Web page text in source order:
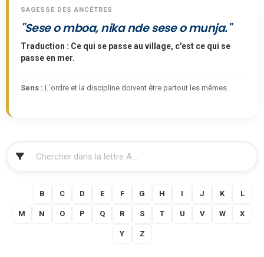
SAGESSE DES ANCÊTRES
"Sese o mboa, nika nde sese o munja."
Traduction : Ce qui se passe au village, c'est ce qui se
passe en mer.
Sens : L'ordre et la discipline doivent être partout les mêmes.
B C D E F G H I J K L
M N O P Q R S T U V W X
Y Z